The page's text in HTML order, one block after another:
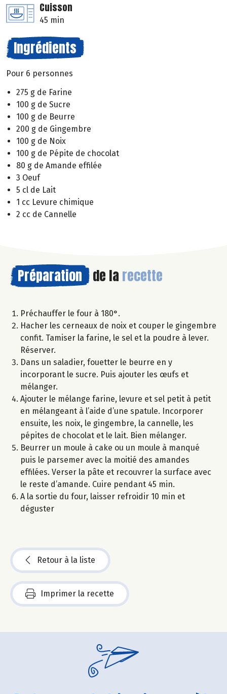
Cuisson
45 min
Ingrédients
Pour 6 personnes
275 g de Farine
100 g de Sucre
100 g de Beurre
200 g de Gingembre
100 g de Noix
100 g de Pépite de chocolat
80 g de Amande effilée
3 Oeuf
5 cl de Lait
1 cc Levure chimique
2 cc de Cannelle
Préparation de la recette
Préchauffer le four à 180°.
Hacher les cerneaux de noix et couper le gingembre
confit. Tamiser la farine, le sel et la poudre à lever.
Réserver.
Dans un saladier, fouetter le beurre en y
incorporant le sucre. Puis ajouter les œufs et
mélanger.
Ajouter le mélange farine, levure et sel petit à petit
en mélangeant à l’aide d’une spatule. Incorporer
ensuite, les noix, le gingembre, la cannelle, les
pépites de chocolat et le lait. Bien mélanger.
Beurrer un moule à cake ou un moule à manqué
puis le parsemer avec la moitié des amandes
effilées. Verser la pâte et recouvrer la surface avec
le reste d’amande. Cuire pendant 45 min.
A la sortie du four, laisser refroidir 10 min et
déguster
Retour à la liste
Imprimer la recette